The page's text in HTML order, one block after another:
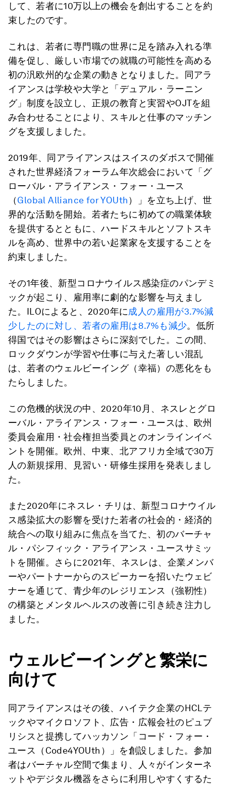
して、若者に10万以上の機会を創出することを約
束したのです。
これは、若者に専門職の世界に足を踏み入れる準
備を促し、厳しい市場での就職の可能性を高める
初の汎欧州的な企業の動きとなりました。同アラ
イアンスは学校や大学と「デュアル・ラーニン
グ」制度を設立し、正規の教育と実習やOJTを組
み合わせることにより、スキルと仕事のマッチン
グを支援しました。
2019年、同アライアンスはスイスのダボスで開催
された世界経済フォーラム年次総会において「グ
ローバル・アライアンス・フォー・ユース
（Global Alliance for YOUth ）」を立ち上げ、世
界的な活動を開始。若者たちに初めての職業体験
を提供するとともに、ハードスキルとソフトスキ
ルを高め、世界中の若い起業家を支援することを
約束しました。
その1年後、新型コロナウイルス感染症のパンデミ
ックが起こり、雇用率に劇的な影響を与えまし
た。ILOによると、2020年に成人の雇用が3.7%減
少したのに対し、若者の雇用は8.7%も減少。低所
得国ではその影響はさらに深刻でした。この間、
ロックダウンが学習や仕事に与えた著しい混乱
は、若者のウェルビーイング（幸福）の悪化をも
たらしました。
この危機的状況の中、2020年10月、ネスレとグロ
ーバル・アライアンス・フォー・ユースは、欧州
委員会雇用・社会権担当委員とのオンラインイベ
ントを開催。欧州、中東、北アフリカ全域で30万
人の新規採用、見習い・研修生採用を発表しまし
た。
また2020年にネスレ・チリは、新型コロナウイル
ス感染拡大の影響を受けた若者の社会的・経済的
統合への取り組みに焦点を当てた、初のバーチャ
ル・パシフィック・アライアンス・ユースサミッ
トを開催。さらに2021年、ネスレは、企業メンバ
ーやパートナーからのスピーカーを招いたウェビ
ナーを通じて、青少年のレジリエンス（強靭性）
の構築とメンタルヘルスの改善に引き続き注力し
ました。
ウェルビーイングと繁栄に
向けて
同アライアンスはその後、ハイテク企業のHCLテ
ックやマイクロソフト、広告・広報会社のピュブ
リシスと提携してハッカソン「コード・フォー・
ユース（Code4YOUth）」を創設しました。参加
者はバーチャル空間で集まり、人々がインターネ
ットやデジタル機器をさらに利用しやすくするた